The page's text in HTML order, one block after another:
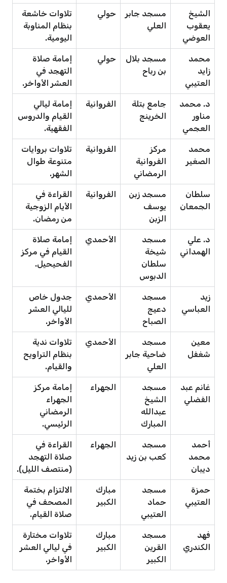
الشيخ
يعقوب
العوضي
مسجد جابر
العلي
حولي
تلاوات خاشعة
بنظام المناوبة
اليومية.
محمد
زايد
العتيبي
مسجد بلال
بن رباح
حولي
إمامة صلاة
التهجد في
العشر الأواخر.
د. محمد
مناور
العجمي
جامع بتلة
الخرينج
الفروانية
إمامة ليالي
القيام والدروس
الفقهية.
محمد
الصغير
مركز
الفروانية
الرمضاني
الفروانية
تلاوات بروايات
متنوعة طوال
الشهر.
سلطان
الجمعان
مسجد زبن
يوسف
الزبن
الفروانية
القراءة في
الأيام الزوجية
من رمضان.
د. علي
الهمداني
مسجد
شيخة
سلطان
الدبوس
الأحمدي
إمامة صلاة
القيام في مركز
الفحيحيل.
زيد
العباسي
مسجد
دعيج
الصباح
الأحمدي
جدول خاص
لليالي العشر
الأواخر.
معين
شغفل
مسجد
ضاحية جابر
العلي
الأحمدي
تلاوات ندية
بنظام التراويح
والقيام.
غانم عبد
الفضلي
مسجد
الشيخ
عبدالله
المبارك
الجهراء
إمامة مركز
الجهراء
الرمضاني
الرئيسي.
أحمد
محمد
ديبان
مسجد
كعب بن زيد
الجهراء
القراءة في
صلاة التهجد
(منتصف الليل).
حمزة
العتيبي
مسجد
حماد
العتيبي
مبارك
الكبير
الالتزام بختمة
المصحف في
صلاة القيام.
فهد
الكندري
مسجد
القرين
الكبير
مبارك
الكبير
تلاوات مختارة
في ليالي العشر
الأواخر.